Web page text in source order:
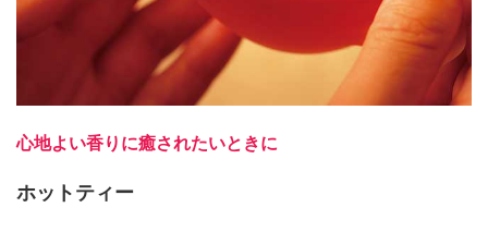
心地よい香りに癒されたいときに
ホットティー